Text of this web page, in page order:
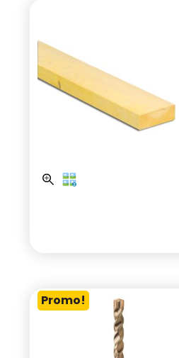
Promo!